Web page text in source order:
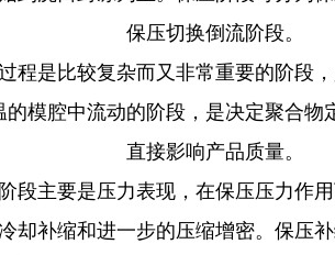
保压切换倒流阶段。
程是比较复杂而又非常重要的阶段
的模腔中流动的阶段，是决定聚合物
直接影响产品质量。
段主要是压力表现，在保压压力作
却补缩和进一步的压缩增密。保压